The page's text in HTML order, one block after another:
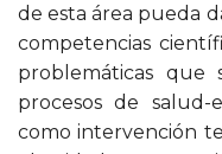
de esta área pueda
competencias
problemáticas que
procesos de
como intervención